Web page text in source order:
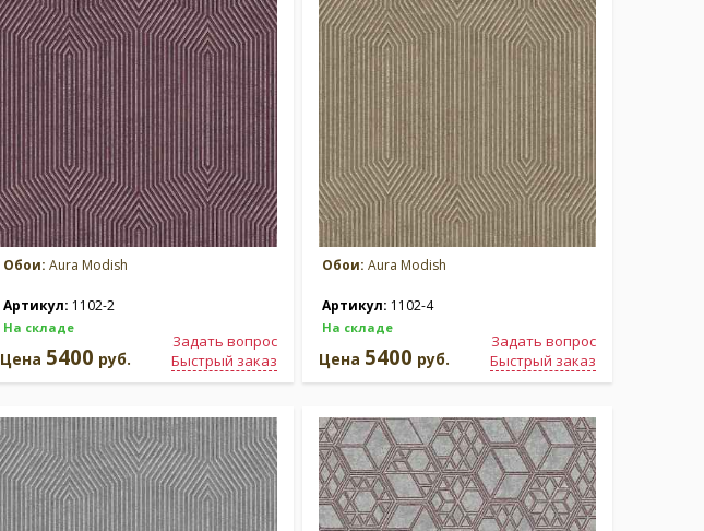
Обои: Aura Modish
Артикул: 1102-2
На складе
Задать вопрос
Быстрый заказ
Цена 5400 руб.
Обои: Aura Modish
Артикул: 1102-4
На складе
Задать вопрос
Быстрый заказ
Цена 5400 руб.